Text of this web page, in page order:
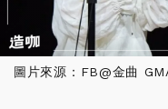
圖片來源：FB@金曲